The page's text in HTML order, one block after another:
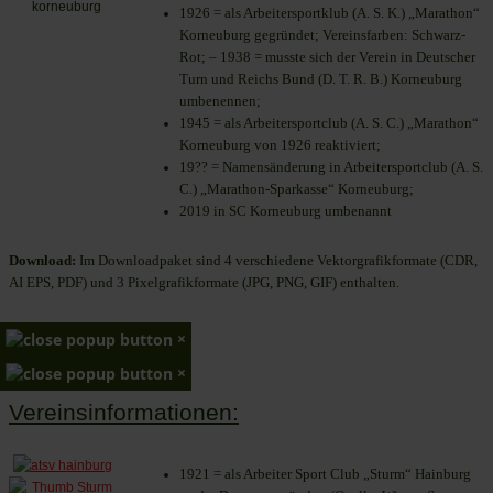
1926 = als Arbeitersportklub (A. S. K.) „Marathon“
Korneuburg gegründet; Vereinsfarben: Schwarz-
Rot; – 1938 = musste sich der Verein in Deutscher
Turn und Reichs Bund (D. T. R. B.) Korneuburg
umbenennen;
1945 = als Arbeitersportclub (A. S. C.) „Marathon“
Korneuburg von 1926 reaktiviert;
19?? = Namensänderung in Arbeitersportclub (A. S.
C.) „Marathon-Sparkasse“ Korneuburg;
2019 in SC Korneuburg umbenannt
Download: Im Downloadpaket sind 4 verschiedene Vektorgrafikformate (CDR,
AI EPS, PDF) und 3 Pixelgrafikformate (JPG, PNG, GIF) enthalten.
×
×
Vereinsinformationen:
1921 = als Arbeiter Sport Club „Sturm“ Hainburg